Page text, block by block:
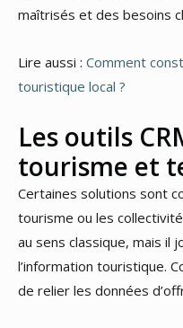
maîtrisés et des besoins
Lire aussi : Comment
touristique local ?
Les outils
tourisme et
Certaines solutions sont
tourisme ou les
au sens classique, mais il
l’information touristique.
de relier les données